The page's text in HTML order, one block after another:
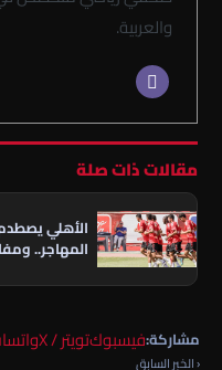
والعربية.
مقالات ذات صلة
الأهلي
المهاجر..
مشاركة:فيسبوكتويتر / X
‹ الخبر السابق